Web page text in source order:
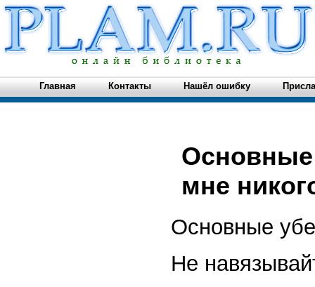
Главная Контакты Нашёл ошибку
Основные
мне
Основные
Не